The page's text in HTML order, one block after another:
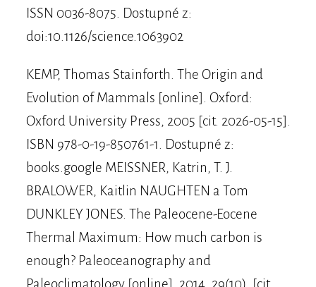
ISSN 0036-8075. Dostupné z:
doi:10.1126/science.1063902
KEMP, Thomas Stainforth. The Origin and
Evolution of Mammals [online]. Oxford:
Oxford University Press, 2005 [cit. 2026-05-15].
ISBN 978-0-19-850761-1. Dostupné z:
books.google MEISSNER, Katrin, T. J.
BRALOWER, Kaitlin NAUGHTEN a Tom
DUNKLEY JONES. The Paleocene-Eocene
Thermal Maximum: How much carbon is
enough? Paleoceanography and
Paleoclimatology [online]. 2014, 29(10), [cit.